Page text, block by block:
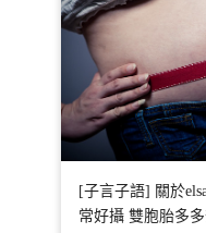
[子言子語] 關於
常好攝 雙胞胎多